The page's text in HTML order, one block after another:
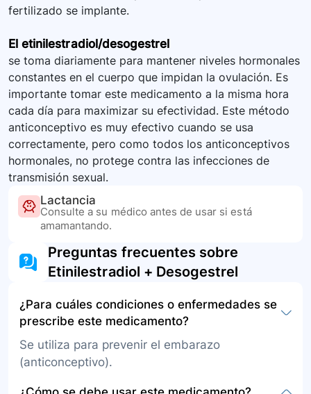
fertilizado se implante.
El etinilestradiol/desogestrel
se toma diariamente para mantener niveles hormonales
constantes en el cuerpo que impidan la ovulación. Es
importante tomar este medicamento a la misma hora
cada día para maximizar su efectividad. Este método
anticonceptivo es muy efectivo cuando se usa
correctamente, pero como todos los anticonceptivos
hormonales, no protege contra las infecciones de
transmisión sexual.
Lactancia
Consulte a su médico antes de usar si está
amamantando.
Preguntas frecuentes sobre
Etinilestradiol + Desogestrel
¿Para cuáles condiciones o enfermedades se
prescribe este medicamento?
Se utiliza para prevenir el embarazo
(anticonceptivo).